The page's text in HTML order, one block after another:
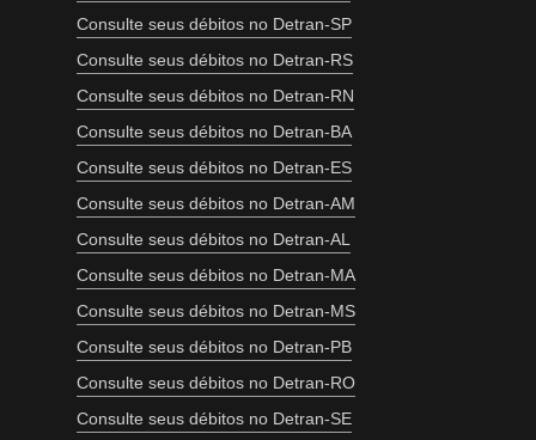
Consulte seus débitos no Detran-SP
Consulte seus débitos no Detran-RS
Consulte seus débitos no Detran-RN
Consulte seus débitos no Detran-BA
Consulte seus débitos no Detran-ES
Consulte seus débitos no Detran-AM
Consulte seus débitos no Detran-AL
Consulte seus débitos no Detran-MA
Consulte seus débitos no Detran-MS
Consulte seus débitos no Detran-PB
Consulte seus débitos no Detran-RO
Consulte seus débitos no Detran-SE